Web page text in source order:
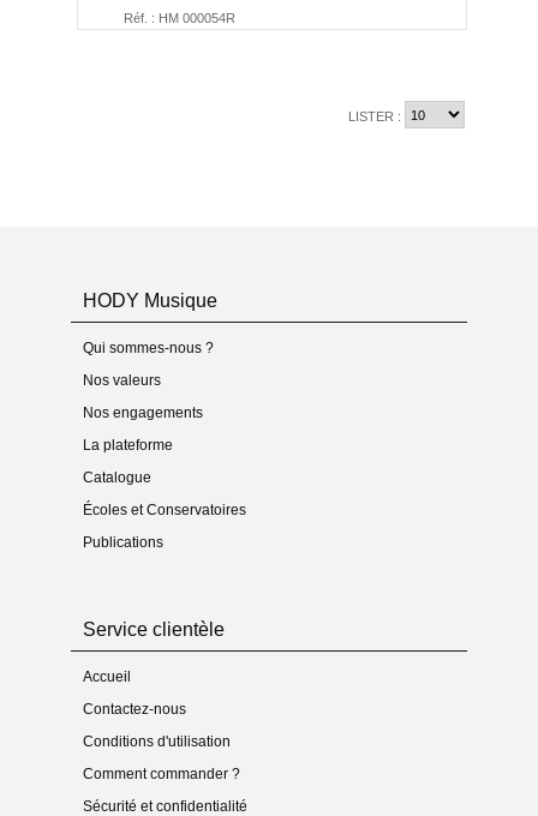
Réf. : HM 000054R
LISTER :
HODY Musique
Qui sommes-nous ?
Nos valeurs
Nos engagements
La plateforme
Catalogue
Écoles et Conservatoires
Publications
Service clientèle
Accueil
Contactez-nous
Conditions d'utilisation
Comment commander ?
Sécurité et confidentialité